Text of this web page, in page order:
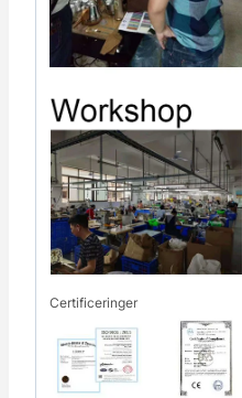
Certificeringer